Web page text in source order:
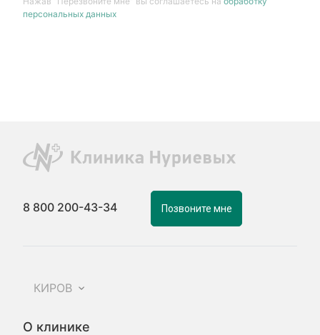
персональных данных
8 800 200-43-34 Позвоните мне
КИРОВ
О клинике